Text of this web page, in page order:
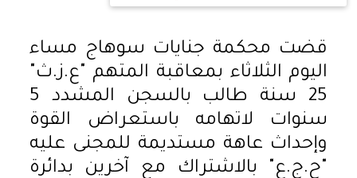
قضت محكمة جنايات سوهاج مساء
اليوم الثلاثاء بمعاقبة المتهم "ع.ز.ث"
25 سنة طالب بالسجن المشدد 5
سنوات لاتهامه باستعراض القوة
وإحداث عاهة مستديمة للمجنى عليه
"ح.ج.ع" بالاشتراك مع آخرين بدائرة